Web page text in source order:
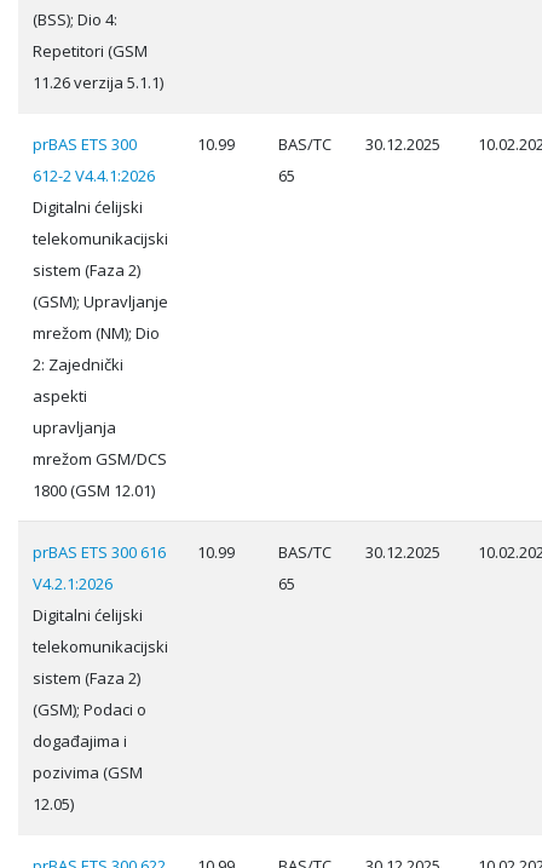
(BSS); Dio 4:
Repetitori (GSM
11.26 verzija 5.1.1)
prBAS ETS 300
612-2 V4.4.1:2026
Digitalni ćelijski
telekomunikacijski
sistem (Faza 2)
(GSM); Upravljanje
mrežom (NM); Dio
2: Zajednički
aspekti
upravljanja
mrežom GSM/DCS
1800 (GSM 12.01)
10.99
BAS/TC
65
30.12.2025
prBAS ETS 300 616
V4.2.1:2026
Digitalni ćelijski
telekomunikacijski
sistem (Faza 2)
(GSM); Podaci o
događajima i
pozivima (GSM
12.05)
10.99
BAS/TC
65
30.12.2025